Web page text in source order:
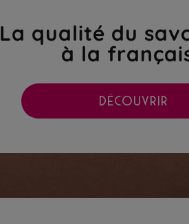
La qualité du
à la
DÉCOUVRIR